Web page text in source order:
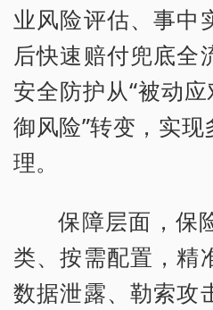
业风险评估、事中
后快速赔付兜底全
安全防护从“被动
御风险”转变，实
理。
保障层面，保
类、按需配置，精
数据泄露、勒索攻